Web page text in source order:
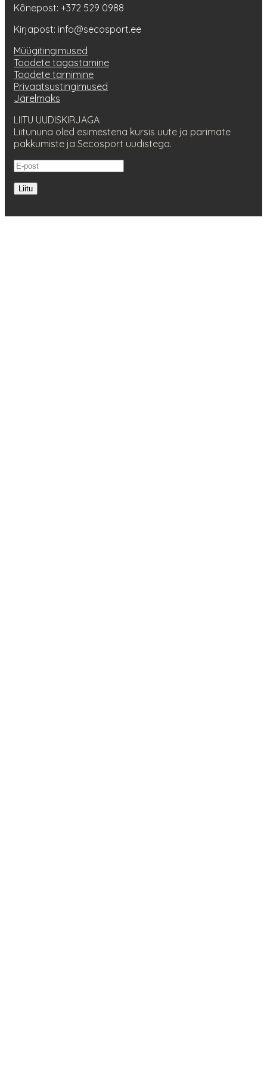
Kõnepost: +372 529 0988
Kirjapost: info@secosport.ee
Müügitingimused
Toodete tagastamine
Toodete tarnimine
Privaatsustingimused
Järelmaks
LIITU UUDISKIRJAGA
Liitununa oled esimestena kursis uute ja parimate
pakkumiste ja Secosport uudistega.
Liitu